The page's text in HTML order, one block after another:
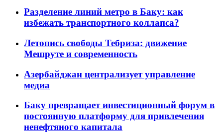
Разделение линий метро в Баку: как
избежать транспортного коллапса?
Летопись свободы Тебриза: движение
Мешруте и современность
Азербайджан централизует управление
медиа
Баку превращает инвестиционный форум в
постоянную платформу для привлечения
ненефтяного капитала